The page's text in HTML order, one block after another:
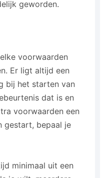
geworden.
voorwaarden
Er ligt altijd een
bij het starten van
dat is en
voorwaarden een
gestart, bepaal je
minimaal uit een